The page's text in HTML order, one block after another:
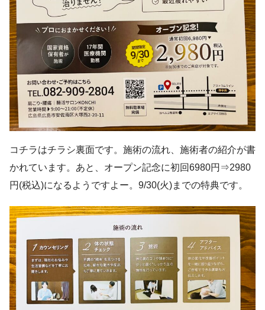
コチラはチラシ裏面です。施術の流れ、施術者の紹介が書
かれています。あと、オープン記念に初回6980円⇒2980
円(税込)になるようですよー。9/30(火)までの特典です。